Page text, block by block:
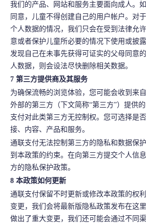
我们的产品、网站和服务主要面向成人。
同意，儿童不得创建自己的用户帐户。对
个人数据的情况，我们只会在受到法律允
意或者保护儿童所必要的情况下使用或披
发现自己在未事先获得可证实的父母同意
人数据，则会设法尽快删除相关数据。
7 第三方提供商及其服务
为确保流畅的浏览体验，您可能会收到来
外部的第三方（下文简称“第三方”）提供
支付对此类第三方无控制权。您可选择是
接、内容、产品和服务。
通联支付无法控制第三方的隐私和数据保
到本政策的约束。在向第三方提交个人信
方的隐私保护政策。
8 本政策如何更新
通联支付保留不时更新或修改本政策的权
变更，我们会将最新版隐私政策发布在这
做出了重大变更，我们还可能会通过不同